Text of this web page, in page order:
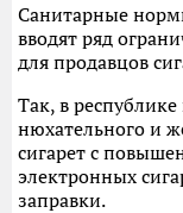
Санитарные
вводят ряд
для продавцов
Так, в
нюхательного и
сигарет с
электронных
заправки.